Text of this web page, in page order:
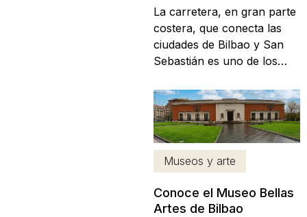
La carretera, en gran parte
costera, que conecta las
ciudades de Bilbao y San
Sebastián es uno de los
todo nuestro país. El
trayecto combina parajes
naturales de ensueño con
maravillosos pueblos en los
que siempre merece la
pena realizar un alto en el
camino. Si deseas...
Museos y arte
Conoce el Museo Bellas
Artes de Bilbao